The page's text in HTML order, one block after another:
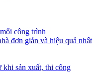
công trình
đơn giản và hiệu quả nhất
khi sản xuất, thi công